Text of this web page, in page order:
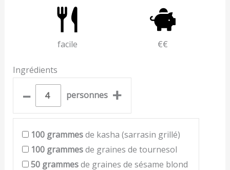
facile €€
Ingrédients
– personnes +
100 grammesde kasha (sarrasin grillé)
100 grammesde graines de tournesol
50 grammesde graines de sésame blond